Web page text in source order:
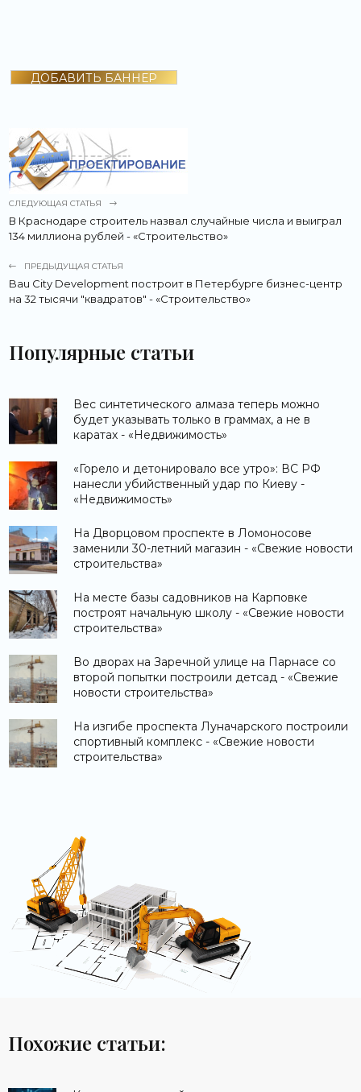
ДОБАВИТЬ БАННЕР
СЛЕДУЮЩАЯ СТАТЬЯ
В Краснодаре строитель назвал случайные числа и выиграл
134 миллиона рублей - «Строительство»
ПРЕДЫДУЩАЯ СТАТЬЯ
Bau City Development построит в Петербурге бизнес-центр
на 32 тысячи "квадратов" - «Строительство»
Популярные статьи
Вес синтетического алмаза теперь можно
будет указывать только в граммах, а не в
каратах - «Недвижимость»
«Горело и детонировало все утро»: ВС РФ
нанесли убийственный удар по Киеву -
«Недвижимость»
На Дворцовом проспекте в Ломоносове
заменили 30-летний магазин - «Свежие новости
строительства»
На месте базы садовников на Карповке
построят начальную школу - «Свежие новости
строительства»
Во дворах на Заречной улице на Парнасе со
второй попытки построили детсад - «Свежие
новости строительства»
На изгибе проспекта Луначарского построили
спортивный комплекс - «Свежие новости
строительства»
Похожие статьи: